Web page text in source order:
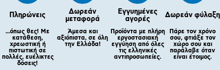
Πληρώνεις
...όπως θες! Με
κατάθεση,
χρεωστική ή
πιστωτική σε
πολλές, ευέλικτες
δόσεις!
Δωρεάν
μεταφορά
Άμεσα και
αξιόπιστα, σε όλη
την Ελλάδα!
Εγγυημένες
αγορές
Προϊόντα με πλήρη
εργοστασιακή
εγγύηση από όλες
τις ελληνικές
αντιπροσωπείες.
Δωρεάν φύλαξη
Πάρε τον χρόνο
σου, φτιάξε τον
χώρο σου και
παράλαβε όταν
είναι έτοιμος.